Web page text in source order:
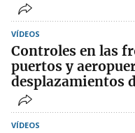
VÍDEOS
Controles en las
puertos y
desplazamientos
VÍDEOS